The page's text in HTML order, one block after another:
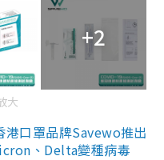
+2
大
港口罩品牌Savewo推出
、Delta變種病毒